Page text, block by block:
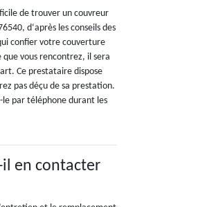
de trouver un couvreur
d‘après les conseils des
confier votre couverture
vous rencontrez, il sera
Ce prestataire dispose
pas déçu de sa prestation.
le par téléphone durant les
en contacter